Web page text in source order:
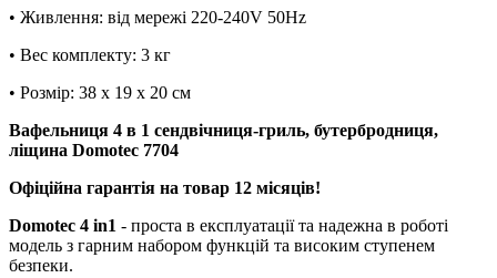
• Живлення: від мережі 220-240V 50Hz
• Вес комплекту: 3 кг
• Розмір: 38 x 19 x 20 см
Вафельниця 4 в 1 сендвічниця-гриль, бутербродниця,
ліщина Domotec 7704
Офіційна гарантія на товар 12 місяців!
Domotec 4 in1 - проста в експлуатації та надежна в роботі
модель з гарним набором функцій та високим ступенем
безпеки.